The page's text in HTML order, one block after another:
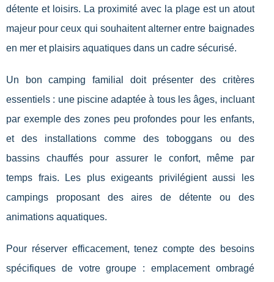
détente et loisirs. La proximité avec la plage est un atout
majeur pour ceux qui souhaitent alterner entre baignades
en mer et plaisirs aquatiques dans un cadre sécurisé.
Un bon camping familial doit présenter des critères
essentiels : une piscine adaptée à tous les âges, incluant
par exemple des zones peu profondes pour les enfants,
et des installations comme des toboggans ou des
bassins chauffés pour assurer le confort, même par
temps frais. Les plus exigeants privilégient aussi les
campings proposant des aires de détente ou des
animations aquatiques.
Pour réserver efficacement, tenez compte des besoins
spécifiques de votre groupe : emplacement ombragé